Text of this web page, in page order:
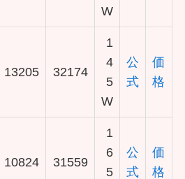
W
13205 32174
1
4
5
W
公
式
価
格
10824 31559
1
6
5
公
式
価
格